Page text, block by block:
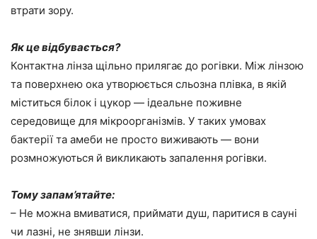
втрати зору.
Як це відбувається?
Контактна лінза щільно прилягає до рогівки. Між лінзою
та поверхнею ока утворюється сльозна плівка, в якій
міститься білок і цукор — ідеальне поживне
середовище для мікроорганізмів. У таких умовах
бактерії та амеби не просто виживають — вони
розмножуються й викликають запалення рогівки.
Тому запам’ятайте:
– Не можна вмиватися, приймати душ, паритися в сауні
чи лазні, не знявши лінзи.